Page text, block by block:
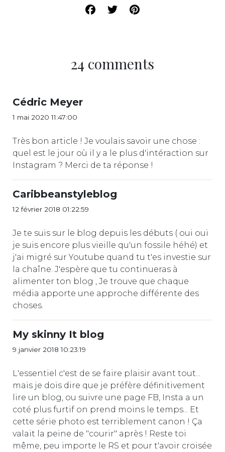
24 comments
Cédric Meyer
1 mai 2020 11:47:00
Très bon article ! Je voulais savoir une chose :
quel est le jour où il y a le plus d'intéraction sur
Instagram ? Merci de ta réponse !
Caribbeanstyleblog
12 février 2018 01:22:59
Je te suis sur le blog depuis les débuts ( oui oui
je suis encore plus vieille qu'un fossile héhé) et
j'ai migré sur Youtube quand tu t'es investie sur
la chaîne. J'espère que tu continueras à
alimenter ton blog , Je trouve que chaque
média apporte une approche différente des
choses.
My skinny It blog
9 janvier 2018 10:23:19
L'essentiel c'est de se faire plaisir avant tout...
mais je dois dire que je préfère définitivement
lire un blog, ou suivre une page FB, Insta a un
coté plus furtif on prend moins le temps... Et
cette série photo est terriblement canon ! Ça
valait la peine de "courir" après ! Reste toi
même, peu importe le RS et pour t'avoir croisée